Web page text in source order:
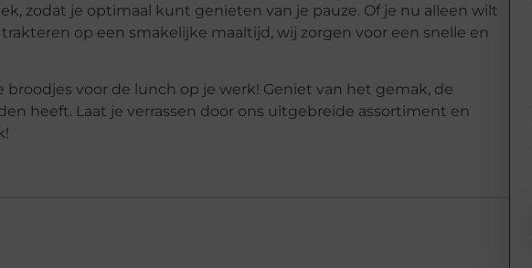
zodat je optimaal kunt genieten van je pauze. Of je nu alleen wilt
op een smakelijke maaltijd, wij zorgen voor een snelle en
voor de lunch op je werk! Geniet van het gemak, de
heeft. Laat je verrassen door ons uitgebreide assortiment en